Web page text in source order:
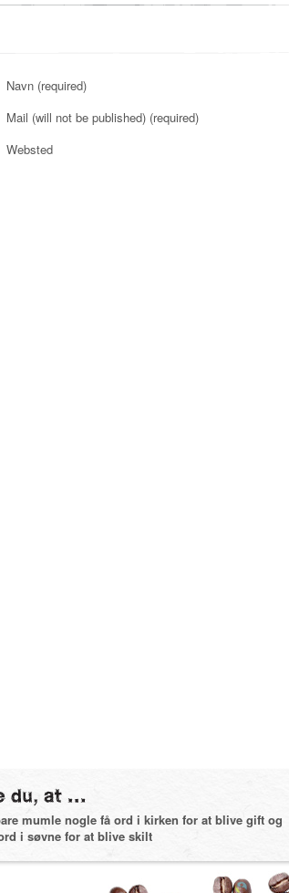
Navn (required)
Mail (will not be published) (required)
Websted
mumle nogle få ord i kirken for at blive gift og
i søvne for at blive skilt